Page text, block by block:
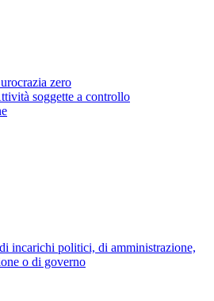
zero
soggette a controllo
incarichi politici, di amministrazione,
o di governo